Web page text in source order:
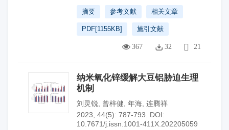
摘要 参考文献 相关文章
PDF[1155KB] 施引文献
367 32 21
纳米氧化锌缓解大豆铝胁迫生理
机制
刘灵锐 曾梓健 年海 连腾祥
2023, 44(5): 787-793.
DOI:
10.7671/j.issn.1001-411X.202205059